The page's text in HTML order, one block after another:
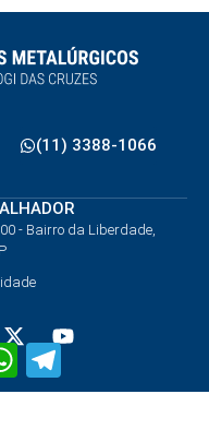
(11) 3388-1066
- Bairro da Liberdade,
WhatsApp